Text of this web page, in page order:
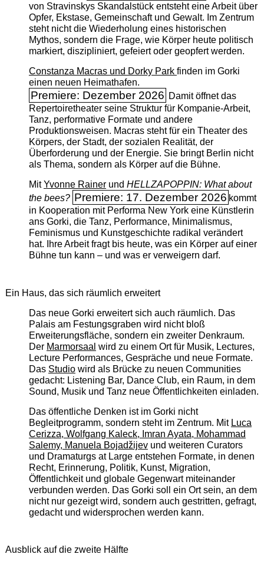
von Stravinskys Skandalstück entsteht eine Arbeit über
Opfer, Ekstase, Gemeinschaft und Gewalt. Im Zentrum
steht nicht die Wiederholung eines historischen
Mythos, sondern die Frage, wie Körper heute politisch
markiert, diszipliniert, gefeiert oder geopfert werden.
Constanza Macras und Dorky Park finden im Gorki
einen neuen Heimathafen.
Premiere: Dezember 2026 Damit öffnet das
Repertoiretheater seine Struktur für Kompanie-Arbeit,
Tanz, performative Formate und andere
Produktionsweisen. Macras steht für ein Theater des
Körpers, der Stadt, der sozialen Realität, der
Überforderung und der Energie. Sie bringt Berlin nicht
als Thema, sondern als Körper auf die Bühne.
MitYvonne Rainerund HELLZAPOPPIN: What about
the bees? Premiere: 17. Dezember 2026 kommt
in Kooperation mit Performa New York eine Künstlerin
ans Gorki, die Tanz, Performance, Minimalismus,
Feminismus und Kunstgeschichte radikal verändert
hat. Ihre Arbeit fragt bis heute, was ein Körper auf einer
Bühne tun kann – und was er verweigern darf.
Ein Haus, das sich räumlich erweitert
Das neue Gorki erweitert sich auch räumlich. Das
Palais am Festungsgraben wird nicht bloß
Erweiterungsfläche, sondern ein zweiter Denkraum.
Der Marmorsaal wird zu einem Ort für Musik, Lectures,
Lecture Performances, Gespräche und neue Formate.
Das Studiowird als Brücke zu neuen Communities
gedacht: Listening Bar, Dance Club, ein Raum, in dem
Sound, Musik und Tanz neue Öffentlichkeiten einladen.
Das öffentliche Denken ist im Gorki nicht
Begleitprogramm, sondern steht im Zentrum. Mit Luca
Cerizza, Wolfgang Kaleck, Imran Ayata, Mohammad
Salemy, Manuela Bojadžijevund weiteren Curators
und Dramaturgs at Large entstehen Formate, in denen
Recht, Erinnerung, Politik, Kunst, Migration,
Öffentlichkeit und globale Gegenwart miteinander
verbunden werden. Das Gorki soll ein Ort sein, an dem
nicht nur gezeigt wird, sondern auch gestritten, gefragt,
gedacht und widersprochen werden kann.
Ausblick auf die zweite Hälfte